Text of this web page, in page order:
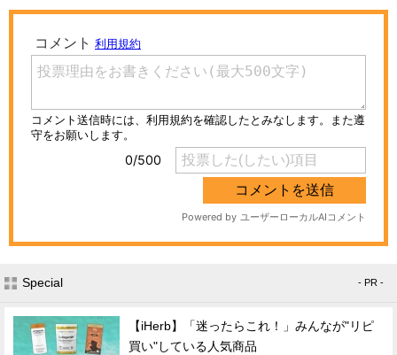
Special - PR -
【iHerb】「迷ったらこれ！」みんなが"リピ
買い"している人気商品